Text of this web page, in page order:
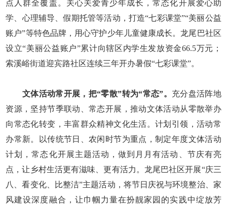
点人群全覆盖。关心关爱青少年成长，常态化开展爱心助
学、心理辅导、假期托管等活动，打造“七彩课堂”“美丽公益
账户”等特色品牌，用心守护少年儿童健康成长。龙尾巴社区
设立“美丽公益账户”累计向辖区内学生发放资金66.5万元；
索溪峪街道迎宾路社区连续三年开办暑假“七彩课堂”。
文体活动常开展，把“零散”转为“常态”。 充分盘活阵地
资源，坚持节季联动、常态开展，推动文体活动从零散举办
向常态化转变，丰富群众精神文化生活。计划引领，活动常
办常新。以传统节日、农闲时节为重点，制定年度文体活动
计划，常态化开展主题活动，做到月月有活动、节庆有亮
点，让乡村生活更有滋味、更有活力。龙尾巴社区开展“庆三
八、看变化、比整洁”主题活动，将节日庆祝与环境整治、家
风建设深度融合，让巾帼力量在扮靓家园的实践中绽放芳